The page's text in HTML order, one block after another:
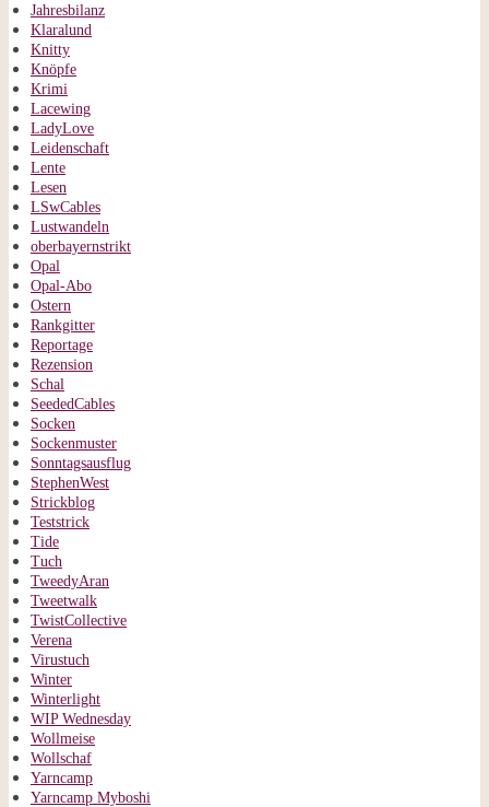
Jahresbilanz
Klaralund
Knitty
Knöpfe
Krimi
Lacewing
LadyLove
Leidenschaft
Lente
Lesen
LSwCables
Lustwandeln
oberbayernstrikt
Opal
Opal-Abo
Ostern
Rankgitter
Reportage
Rezension
Schal
SeededCables
Socken
Sockenmuster
Sonntagsausflug
StephenWest
Strickblog
Teststrick
Tide
Tuch
TweedyAran
Tweetwalk
TwistCollective
Verena
Virustuch
Winter
Winterlight
WIP Wednesday
Wollmeise
Wollschaf
Yarncamp
Yarncamp Myboshi